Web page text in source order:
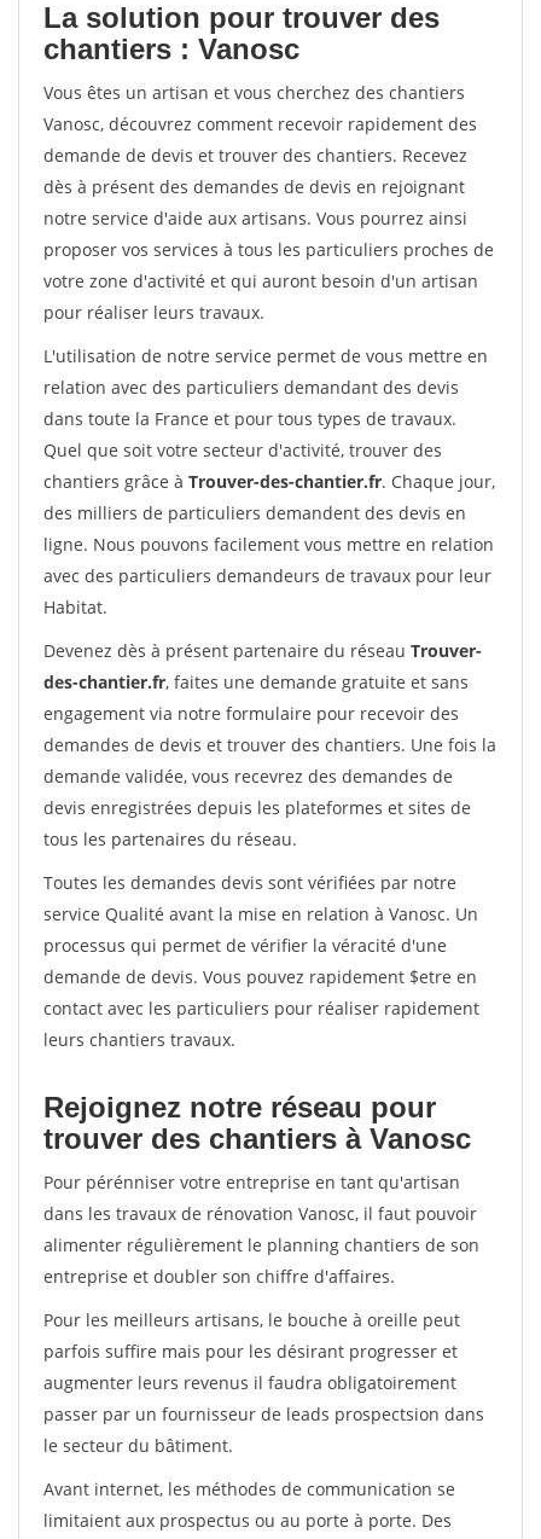
La solution pour trouver des
chantiers : Vanosc
Vous êtes un artisan et vous cherchez des chantiers
Vanosc, découvrez comment recevoir rapidement des
demande de devis et trouver des chantiers. Recevez
dès à présent des demandes de devis en rejoignant
notre service d'aide aux artisans. Vous pourrez ainsi
proposer vos services à tous les particuliers proches de
votre zone d'activité et qui auront besoin d'un artisan
pour réaliser leurs travaux.
L'utilisation de notre service permet de vous mettre en
relation avec des particuliers demandant des devis
dans toute la France et pour tous types de travaux.
Quel que soit votre secteur d'activité, trouver des
chantiers grâce à Trouver-des-chantier.fr. Chaque jour,
des milliers de particuliers demandent des devis en
ligne. Nous pouvons facilement vous mettre en relation
avec des particuliers demandeurs de travaux pour leur
Habitat.
Devenez dès à présent partenaire du réseau Trouver-
des-chantier.fr, faites une demande gratuite et sans
engagement via notre formulaire pour recevoir des
demandes de devis et trouver des chantiers. Une fois la
demande validée, vous recevrez des demandes de
devis enregistrées depuis les plateformes et sites de
tous les partenaires du réseau.
Toutes les demandes devis sont vérifiées par notre
service Qualité avant la mise en relation à Vanosc. Un
processus qui permet de vérifier la véracité d'une
demande de devis. Vous pouvez rapidement $etre en
contact avec les particuliers pour réaliser rapidement
leurs chantiers travaux.
Rejoignez notre réseau pour
trouver des chantiers à Vanosc
Pour pérénniser votre entreprise en tant qu'artisan
dans les travaux de rénovation Vanosc, il faut pouvoir
alimenter régulièrement le planning chantiers de son
entreprise et doubler son chiffre d'affaires.
Pour les meilleurs artisans, le bouche à oreille peut
parfois suffire mais pour les désirant progresser et
augmenter leurs revenus il faudra obligatoirement
passer par un fournisseur de leads prospectsion dans
le secteur du bâtiment.
Avant internet, les méthodes de communication se
limitaient aux prospectus ou au porte à porte. Des